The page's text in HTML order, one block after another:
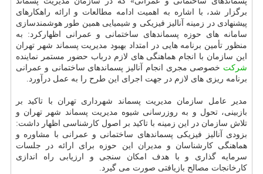
برگزار شد، با اشاره به اهمیت ادامه مطالعات و ارائه راهكارهای
پیشنهادی در زمینه آنالیز فیزیكی و شیمیایی همین طور هوشمندسازی
سامانه های حوزه پسماندهای ساختمانی و عمرانی اظهاركرد: به
منظور تأمین برنامه هایی در امتداد بهبود مدیریت پسماند شهر تهران
این سازمان با انجام هماهنگی های لازم درباب حضور مستمر نماینده
شركت خصوصی مجری انجام آنالیز پسماندهای ساختمانی و عمرانی
برنامه ریزی های لازم در جهت اجرای این طرح را به عمل درآورد.
مدیر عامل سازمان مدیریت پسماند شهرداری تهران با تاكید بر
بازبینی، تحول و به روزرسانی شیوه مدیریت پسماند شهر تهران و
تلاش سازمان در این زمینه با تاكید بر اصول كارشناسی اظهار داشت:
بزودی آنالیز فیزیكی پسماندهای ساختمانی و عمرانی با مشاوره و
هماهنگی كارشناسان و مدیران این حوزه برای ارائه در جلسات
سرمایه گذاری و با هدف امكان سنجی و ارزیابی راه اندازی
كارخانجات مصالح بازیافتی صورت می گیرد.